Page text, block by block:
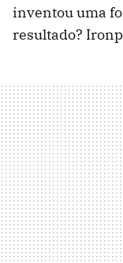
inventou uma
resultado?